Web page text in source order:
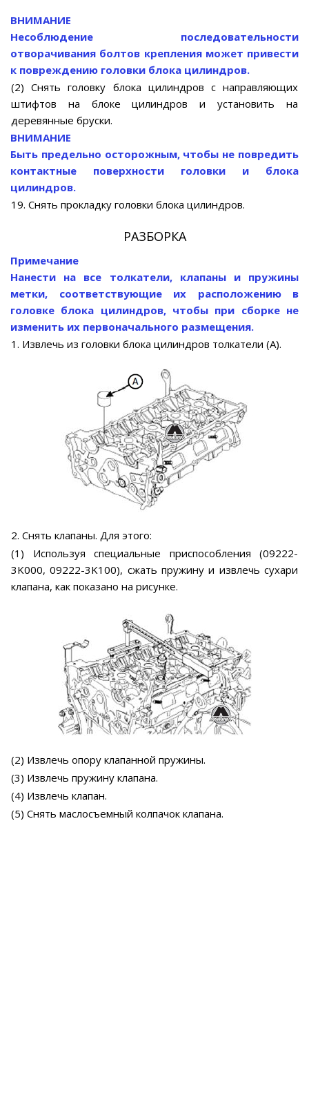
ВНИМАНИЕ
Несоблюдение последовательности
отворачивания болтов крепления может привести
к повреждению головки блока цилиндров.
(2) Снять головку блока цилиндров с направляющих
штифтов на блоке цилиндров и установить на
деревянные бруски.
ВНИМАНИЕ
Быть предельно осторожным, чтобы не повредить
контактные поверхности головки и блока
цилиндров.
19. Снять прокладку головки блока цилиндров.
РАЗБОРКА
Примечание
Нанести на все толкатели, клапаны и пружины
метки, соответствующие их расположению в
головке блока цилиндров, чтобы при сборке не
изменить их первоначального размещения.
1. Извлечь из головки блока цилиндров толкатели (А).
2. Снять клапаны. Для этого:
(1) Используя специальные приспособления (09222-
3K000, 09222-3K100), сжать пружину и извлечь сухари
клапана, как показано на рисунке.
(2) Извлечь опору клапанной пружины.
(3) Извлечь пружину клапана.
(4) Извлечь клапан.
(5) Снять маслосъемный колпачок клапана.